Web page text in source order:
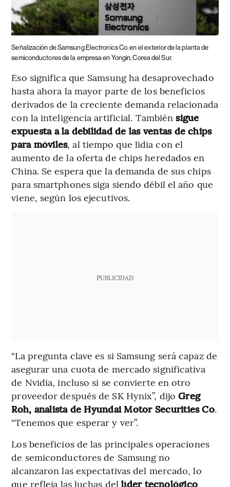
Señalización de Samsung Electronics Co. en el exterior de la planta de
semiconductores de la empresa en Yongin, Corea del Sur.
Eso significa que Samsung ha desaprovechado
hasta ahora la mayor parte de los beneficios
derivados de la creciente demanda relacionada
con la inteligencia artificial. Tambiénsigue
expuesta a la debilidad de las ventas de chips
para móviles, al tiempo que lidia con el
aumento de la oferta de chips heredados en
China. Se espera que la demanda de sus chips
para smartphones siga siendo débil el año que
viene, según los ejecutivos.
PUBLICIDAD
“La pregunta clave es si Samsung será capaz de
asegurar una cuota de mercado significativa
de Nvidia, incluso si se convierte en otro
proveedor después de SK Hynix”, dijo Greg
Roh, analista de Hyundai Motor Securities Co.
“Tenemos que esperar y ver”.
Los beneficios de las principales operaciones
de semiconductores de Samsung no
alcanzaron las expectativas del mercado, lo
que refleja las luchas dellíder tecnológico